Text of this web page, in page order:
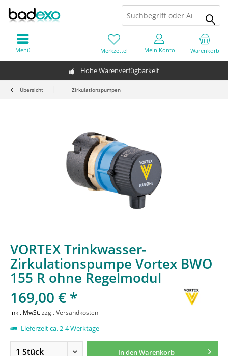
Hohe Warenverfügbarkeit
Warenkorb
Merkzettel Mein Konto
Menü
Übersicht Zirkulationspumpen
VORTEX Trinkwasser-
Zirkulationspumpe Vortex BWO
155 R ohne Regelmodul
169,00 € *
inkl. MwSt.zzgl. Versandkosten
Lieferzeit ca. 2-4 Werktage
In denWarenkorb